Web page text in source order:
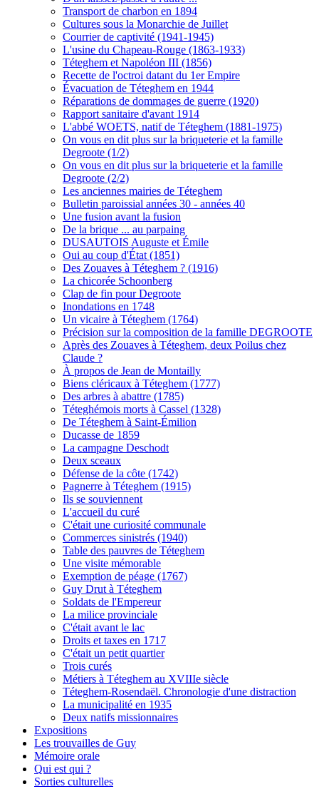
Transport de charbon en 1894
Cultures sous la Monarchie de Juillet
Courrier de captivité (1941-1945)
L'usine du Chapeau-Rouge (1863-1933)
Téteghem et Napoléon III (1856)
Recette de l'octroi datant du 1er Empire
Évacuation de Téteghem en 1944
Réparations de dommages de guerre (1920)
Rapport sanitaire d'avant 1914
L'abbé WOETS, natif de Téteghem (1881-1975)
On vous en dit plus sur la briqueterie et la famille
Degroote (1/2)
On vous en dit plus sur la briqueterie et la famille
Degroote (2/2)
Les anciennes mairies de Téteghem
Bulletin paroissial années 30 - années 40
Une fusion avant la fusion
De la brique ... au parpaing
DUSAUTOIS Auguste et Émile
Oui au coup d'État (1851)
Des Zouaves à Téteghem ? (1916)
La chicorée Schoonberg
Clap de fin pour Degroote
Inondations en 1748
Un vicaire à Téteghem (1764)
Précision sur la composition de la famille DEGROOTE
Après des Zouaves à Téteghem, deux Poilus chez
Claude ?
À propos de Jean de Montailly
Biens cléricaux à Téteghem (1777)
Des arbres à abattre (1785)
Téteghémois morts à Cassel (1328)
De Téteghem à Saint-Émilion
Ducasse de 1859
La campagne Deschodt
Deux sceaux
Défense de la côte (1742)
Pagnerre à Téteghem (1915)
Ils se souviennent
L'accueil du curé
C'était une curiosité communale
Commerces sinistrés (1940)
Table des pauvres de Téteghem
Une visite mémorable
Exemption de péage (1767)
Guy Drut à Téteghem
Soldats de l'Empereur
La milice provinciale
C'était avant le lac
Droits et taxes en 1717
C'était un petit quartier
Trois curés
Métiers à Téteghem au XVIIIe siècle
Téteghem-Rosendaël. Chronologie d'une distraction
La municipalité en 1935
Deux natifs missionnaires
Expositions
Les trouvailles de Guy
Mémoire orale
Qui est qui ?
Sorties culturelles